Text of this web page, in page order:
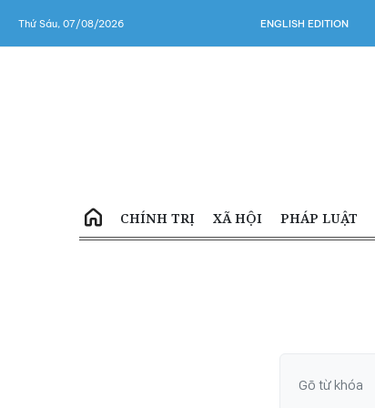
Thứ Sáu, 07/08/2026 ENGLISH EDITION
CHÍNH TRỊ XÃ HỘI PHÁP LUẬT